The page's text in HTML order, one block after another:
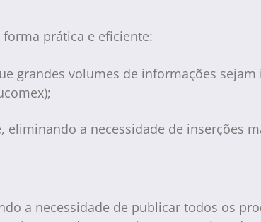
prática e eficiente:
grandes volumes de informações
a necessidade de inserções
a necessidade de publicar todos os